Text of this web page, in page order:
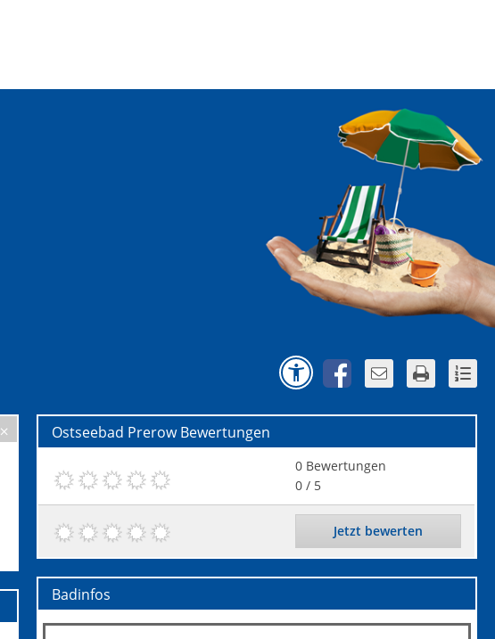
Ostseebad PrerowBewertungen
0 Bewertungen
0 / 5
Jetzt bewerten
Badinfos